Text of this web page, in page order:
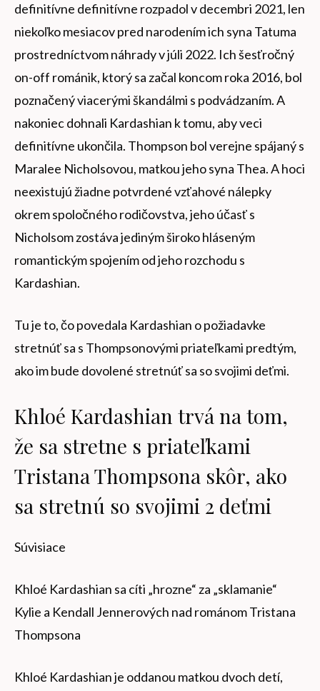
definitívne definitívne rozpadol v decembri 2021, len
niekoľko mesiacov pred narodením ich syna Tatuma
prostredníctvom náhrady v júli 2022. Ich šesťročný
on-off románik, ktorý sa začal koncom roka 2016, bol
poznačený viacerými škandálmi s podvádzaním. A
nakoniec dohnali Kardashian k tomu, aby veci
definitívne ukončila. Thompson bol verejne spájaný s
Maralee Nicholsovou, matkou jeho syna Thea. A hoci
neexistujú žiadne potvrdené vzťahové nálepky
okrem spoločného rodičovstva, jeho účasť s
Nicholsom zostáva jediným široko hláseným
romantickým spojením od jeho rozchodu s
Kardashian.
Tu je to, čo povedala Kardashian o požiadavke
stretnúť sa s Thompsonovými priateľkami predtým,
ako im bude dovolené stretnúť sa so svojimi deťmi.
Khloé Kardashian trvá na tom,
že sa stretne s priateľkami
Tristana Thompsona skôr, ako
sa stretnú so svojimi 2 deťmi
Súvisiace
Khloé Kardashian sa cíti „hrozne“ za „sklamanie“
Kylie a Kendall Jennerových nad románom Tristana
Thompsona
Khloé Kardashian je oddanou matkou dvoch detí,